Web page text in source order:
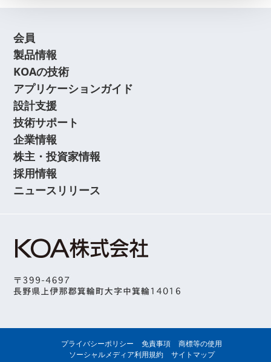
会員
製品情報
KOAの技術
アプリケーションガイド
設計支援
技術サポート
企業情報
株主・投資家情報
採用情報
ニュースリリース
プライバシーポリシー 免責事項
商標等の使用
ソーシャルメディア利用規約
サイトマップ